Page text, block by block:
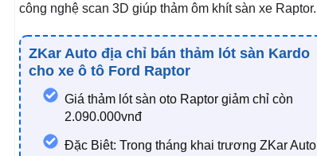
công nghệ scan 3D giúp thảm ôm khít sàn xe Raptor.
ZKar Auto địa chỉ bán thảm lót sàn Kardo
cho xe ô tô Ford Raptor
Giá thảm lót sàn oto Raptor giảm chỉ còn
2.090.000vnđ
Đặc Biêt: Trong tháng khai trương ZKar Auto